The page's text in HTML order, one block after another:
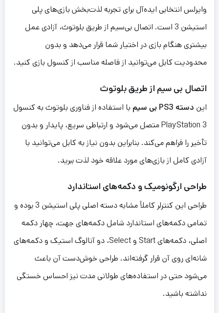
وایرلس انتخابی ایده‌آل برای تجربه لذت‌بخش بازی‌های پلی
استیشن 3 است. اتصال بی‌سیم از طریق بلوتوث، آزادی عمل
بیشتری هنگام بازی در اختیار شما قرار می‌دهد و بدون
محدودیت کابل می‌توانید از فاصله مناسب از کنسول بازی کنید.
اتصال بی سیم از طریق بلوتوث
این دسته PS3 بی سیم
با استفاده از فناوری بلوتوث به کنسول
PlayStation 3 متصل می‌شود و ارتباطی سریع، پایدار و بدون
تأخیر را فراهم می‌کند. بنابراین بدون نیاز به کابل می‌توانید با
آزادی کامل از بازی‌های مورد علاقه خود لذت ببرید.
طراحی ارگونومیک و دکمه‌های استاندارد
طراحی این کنترلر کاملاً مشابه دسته اصلی پلی استیشن 3 بوده و
تمامی دکمه‌های استاندارد شامل دکمه‌های جهت، چهار دکمه
اصلی، دکمه‌های Start و Select، دو آنالوگ استیک و دکمه‌های
شانه‌ای روی آن قرار گرفته‌اند. طراحی خوش‌دست آن باعث
می‌شود حتی در استفاده‌های طولانی مدت نیز احساس خستگی
نداشته باشید.